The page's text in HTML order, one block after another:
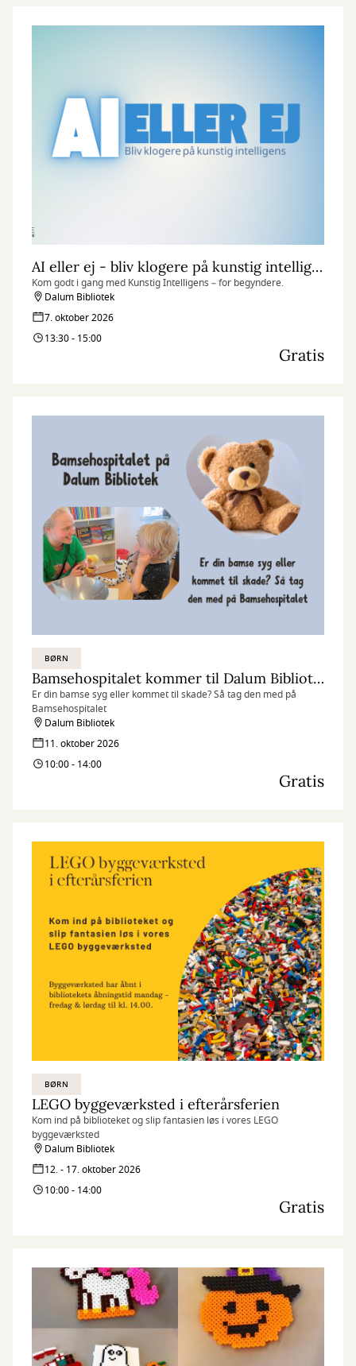
AI eller ej - bliv klogere på kunstig intelligens.
Kom godt i gang med Kunstig Intelligens – for begyndere.
Dalum Bibliotek
7. oktober 2026
13:30 - 15:00
Gratis
BØRN
Bamsehospitalet kommer til Dalum Bibliotek
Er din bamse syg eller kommet til skade? Så tag den med på
Bamsehospitalet
Dalum Bibliotek
11. oktober 2026
10:00 - 14:00
Gratis
BØRN
LEGO byggeværksted i efterårsferien
Kom ind på biblioteket og slip fantasien løs i vores LEGO
byggeværksted
Dalum Bibliotek
12. - 17. oktober 2026
10:00 - 14:00
Gratis